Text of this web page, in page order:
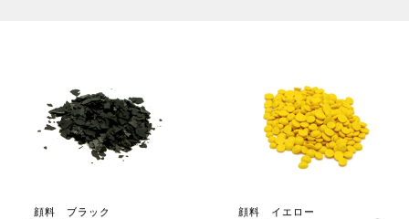
顔料 ブラック
顔料 イエロー